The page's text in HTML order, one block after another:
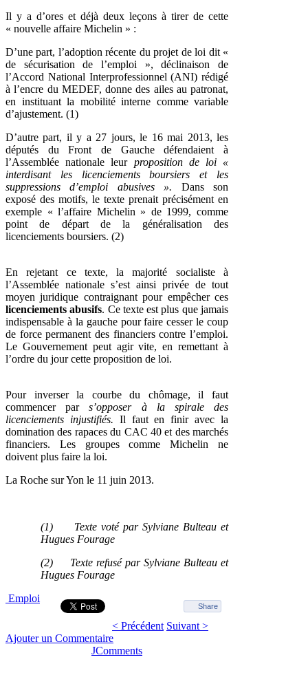
Il y a d’ores et déjà deux leçons à tirer de cette
« nouvelle affaire Michelin » :
D’une part, l’adoption récente du projet de loi dit «
de sécurisation de l’emploi », déclinaison de
l’Accord National Interprofessionnel (ANI) rédigé
à l’encre du MEDEF, donne des ailes au patronat,
en instituant la mobilité interne comme variable
d’ajustement. (1)
D’autre part, il y a 27 jours, le 16 mai 2013, les
députés du Front de Gauche défendaient à
l’Assemblée nationale leur proposition de loi «
interdisant les licenciements boursiers et les
suppressions d’emploi abusives ». Dans son
exposé des motifs, le texte prenait précisément en
exemple « l’affaire Michelin » de 1999, comme
point de départ de la généralisation des
licenciements boursiers. (2)
En rejetant ce texte, la majorité socialiste à
l’Assemblée nationale s’est ainsi privée de tout
moyen juridique contraignant pour empêcher ces
licenciements abusifs. Ce texte est plus que jamais
indispensable à la gauche pour faire cesser le coup
de force permanent des financiers contre l’emploi.
Le Gouvernement peut agir vite, en remettant à
l’ordre du jour cette proposition de loi.
Pour inverser la courbe du chômage, il faut
commencer pars’opposer à la spirale des
licenciements injustifiés. Il faut en finir avec la
domination des rapaces du CAC 40 et des marchés
financiers. Les groupes comme Michelin ne
doivent plus faire la loi.
La Roche sur Yon le 11 juin 2013.
(1) Texte voté par Sylviane Bulteau et
Hugues Fourage
(2) Texte refusé par Sylviane Bulteau et
Hugues Fourage
Emploi
Share
< Précédent Suivant >
Ajouter un Commentaire
JComments